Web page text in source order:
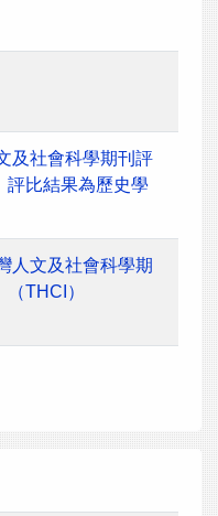
及社會科學期刊評
評比結果為歷史學
人文及社會科學期
THCI）